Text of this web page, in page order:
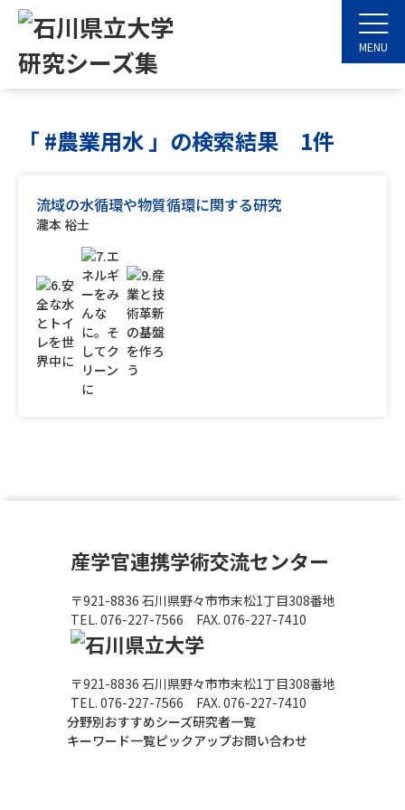
MENU
「 #農業用水 」の検索結果 1件
流域の水循環や物質循環に関する研究
瀧本 裕士
産学官連携学術交流センター
〒921-8836 ⽯川県野々市市末松1丁⽬308番地
TEL. 076-227-7566 FAX. 076-227-7410
〒921-8836 ⽯川県野々市市末松1丁⽬308番地
TEL. 076-227-7566 FAX. 076-227-7410
分野別おすすめシーズ研究者一覧
キーワード一覧ピックアップお問い合わせ